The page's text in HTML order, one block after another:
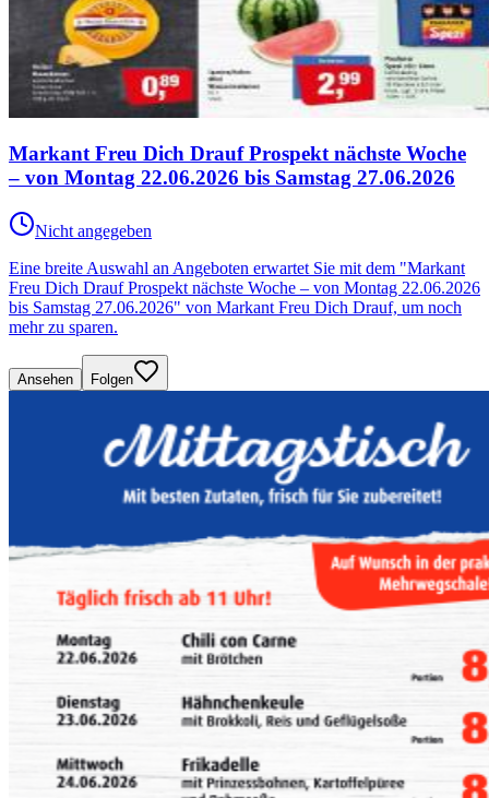
Markant Freu Dich Drauf Prospekt nächste Woche
– von Montag 22.06.2026 bis Samstag 27.06.2026
Nicht angegeben
Eine breite Auswahl an Angeboten erwartet Sie mit dem "Markant
Freu Dich Drauf Prospekt nächste Woche – von Montag 22.06.2026
bis Samstag 27.06.2026" von Markant Freu Dich Drauf, um noch
mehr zu sparen.
Ansehen Folgen